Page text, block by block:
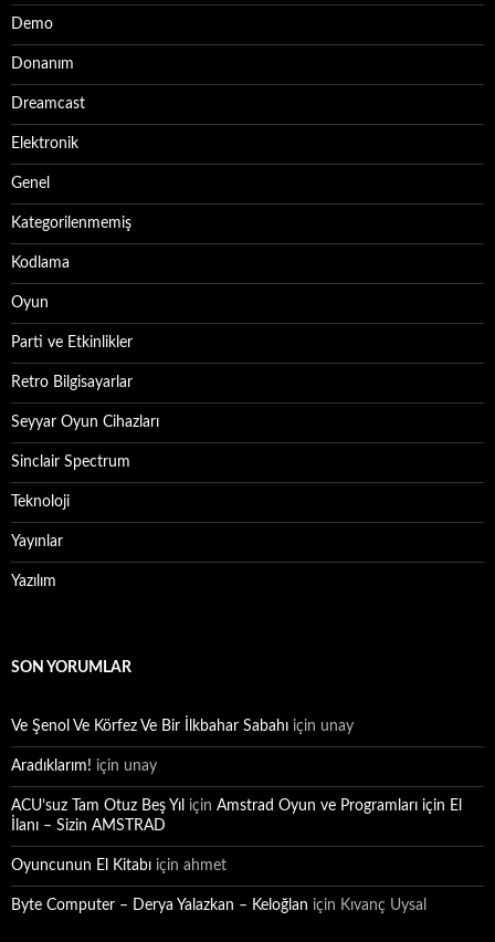
Demo
Donanım
Dreamcast
Elektronik
Genel
Kategorilenmemiş
Kodlama
Oyun
Parti ve Etkinlikler
Retro Bilgisayarlar
Seyyar Oyun Cihazları
Sinclair Spectrum
Teknoloji
Yayınlar
Yazılım
SON YORUMLAR
Ve Şenol Ve Körfez Ve Bir İlkbahar Sabahı için unay
Aradıklarım! için unay
ACU’suz Tam Otuz Beş Yıl için Amstrad Oyun ve Programları için El
İlanı – Sizin AMSTRAD
Oyuncunun El Kitabı için ahmet
Byte Computer – Derya Yalazkan – Keloğlan için Kıvanç Uysal